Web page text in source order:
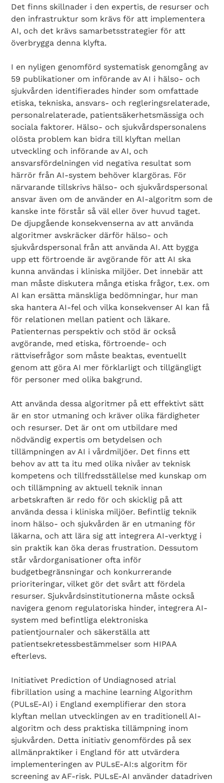
Search Diabetes Wellness Sverige
Det finns skillnader i den expertis, de resurser och
den infrastruktur som krävs för att implementera
AI, och det krävs samarbetsstrategier för att
överbrygga denna klyfta.
I en nyligen genomförd systematisk genomgång av
59 publikationer om införande av AI i hälso- och
sjukvården identifierades hinder som omfattade
etiska, tekniska, ansvars- och regleringsrelaterade,
personalrelaterade, patientsäkerhetsmässiga och
sociala faktorer. Hälso- och sjukvårdspersonalens
olösta problem kan bidra till klyftan mellan
utveckling och införande av AI, och
ansvarsfördelningen vid negativa resultat som
härrör från AI-system behöver klargöras. För
närvarande tillskrivs hälso- och sjukvårdspersonal
ansvar även om de använder en AI-algoritm som de
kanske inte förstår så väl eller över huvud taget.
De djupgående konsekvenserna av att använda
algoritmer avskräcker därför hälso- och
sjukvårdspersonal från att använda AI. Att bygga
upp ett förtroende är avgörande för att AI ska
kunna användas i kliniska miljöer. Det innebär att
man måste diskutera många etiska frågor, t.ex. om
AI kan ersätta mänskliga bedömningar, hur man
ska hantera AI-fel och vilka konsekvenser AI kan få
för relationen mellan patient och läkare.
Patienternas perspektiv och stöd är också
avgörande, med etiska, förtroende- och
rättvisefrågor som måste beaktas, eventuellt
genom att göra AI mer förklarligt och tillgängligt
för personer med olika bakgrund.
Att använda dessa algoritmer på ett effektivt sätt
är en stor utmaning och kräver olika färdigheter
och resurser. Det är ont om utbildare med
nödvändig expertis om betydelsen och
tillämpningen av AI i vårdmiljöer. Det finns ett
behov av att ta itu med olika nivåer av teknisk
kompetens och tillfredsställelse med kunskap om
och tillämpning av aktuell teknik innan
arbetskraften är redo för och skicklig på att
använda dessa i kliniska miljöer. Befintlig teknik
inom hälso- och sjukvården är en utmaning för
läkarna, och att lära sig att integrera AI-verktyg i
sin praktik kan öka deras frustration. Dessutom
står vårdorganisationer ofta inför
budgetbegränsningar och konkurrerande
prioriteringar, vilket gör det svårt att fördela
resurser. Sjukvårdsinstitutionerna måste också
navigera genom regulatoriska hinder, integrera AI-
system med befintliga elektroniska
patientjournaler och säkerställa att
patientsekretessbestämmelser som HIPAA
efterlevs.
Initiativet Prediction of Undiagnosed atrial
fibrillation using a machine learning Algorithm
(PULsE-AI) i England exemplifierar den stora
klyftan mellan utvecklingen av en traditionell AI-
algoritm och dess praktiska tillämpning inom
sjukvården. Detta initiativ genomfördes på sex
allmänpraktiker i England för att utvärdera
implementeringen av PULsE-AI:s algoritm för
screening av AF-risk. PULsE-AI använder datadriven